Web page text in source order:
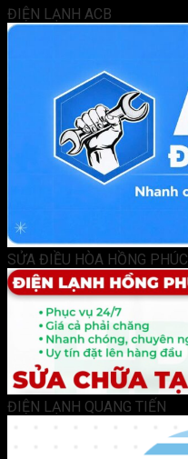
ĐIỆN LẠNH ACB
SỬA ĐIỀU HÒA HỒNG PHÚC
ĐIỆN LẠNH QUANG TIẾN